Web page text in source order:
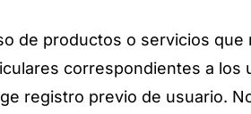
de productos o servicios
correspondientes a los
registro previo de usuario.